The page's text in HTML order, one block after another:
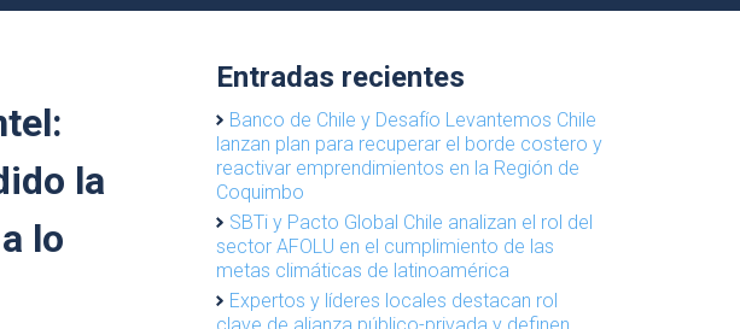
la
lo
Entradas recientes
Banco de Chile y Desafío Levantemos Chile
lanzan plan para recuperar el borde costero y
reactivar emprendimientos en la Región de
Coquimbo
SBTi y Pacto Global Chile analizan el rol del
sector AFOLU en el cumplimiento de las
metas climáticas de latinoamérica
Expertos y líderes locales destacan rol